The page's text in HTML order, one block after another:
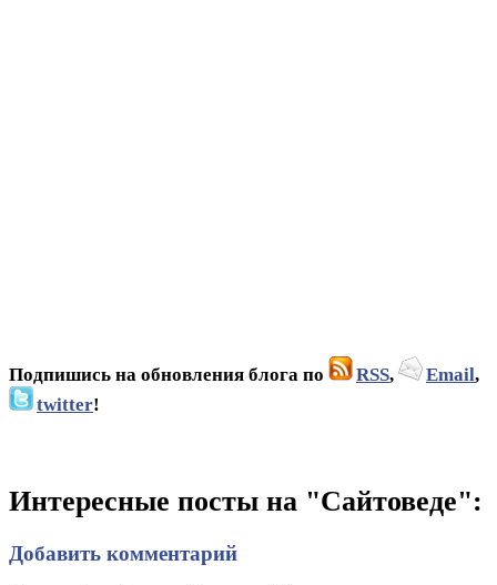
Подпишись на обновления блога по RSS, Email,
twitter!
Интересные посты на "Сайтоведе":
Добавить комментарий